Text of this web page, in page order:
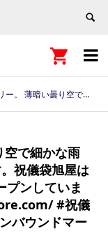


トはオープンしています。 https://japanese-paperstore.com/ #祝儀袋 #定点観測 #スカイツリー #インバウンドマーケティング #100万円入る祝儀袋
空で細かな雨
祝儀袋旭屋は
プンしていま
#祝儀
バウンドマー